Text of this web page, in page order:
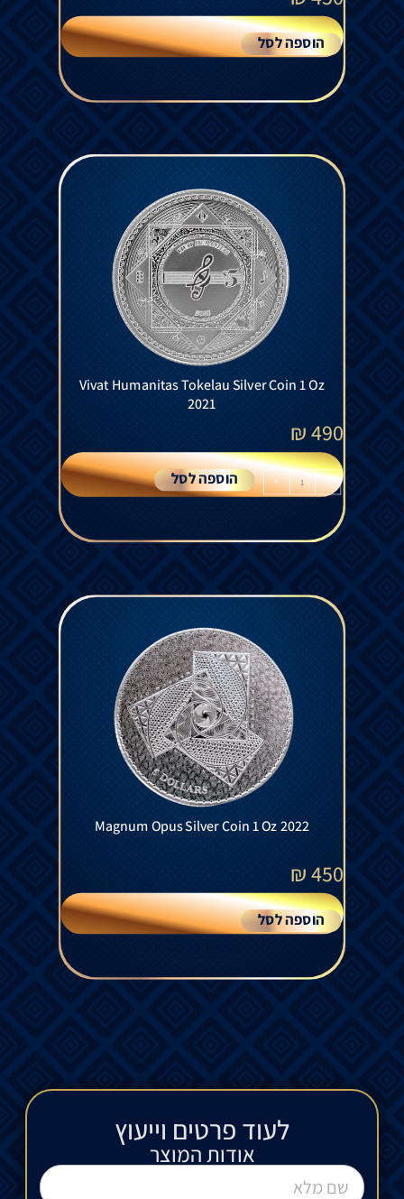
הוספה לסל
Vivat Humanitas Tokelau Silver Coin 1 Oz
2021
490
₪
-
+ הוספה לסל
Magnum Opus Silver Coin 1 Oz 2022
450
₪
הוספה לסל
לעוד פרטים וייעוץ​
אודות המוצר